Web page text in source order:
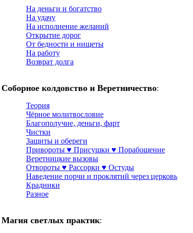
На деньги и богатство
На удачу
На исполнение желаний
Открытие дорог
От бедности и нищеты
На работу
Возврат долга
Соборное колдовство и Веретничество:
Теория
Чёрное молитвословие
Благополучие, деньги, фарт
Чистки
Защиты и обереги
Привороты ♥ Присушки ♥ Порабощение
Веретницкие вызовы
Отвороты ♥ Рассорки ♥ Остуды
Наведение порчи и проклятий через церковь
Крадники
Разное
Магия светлых практик: